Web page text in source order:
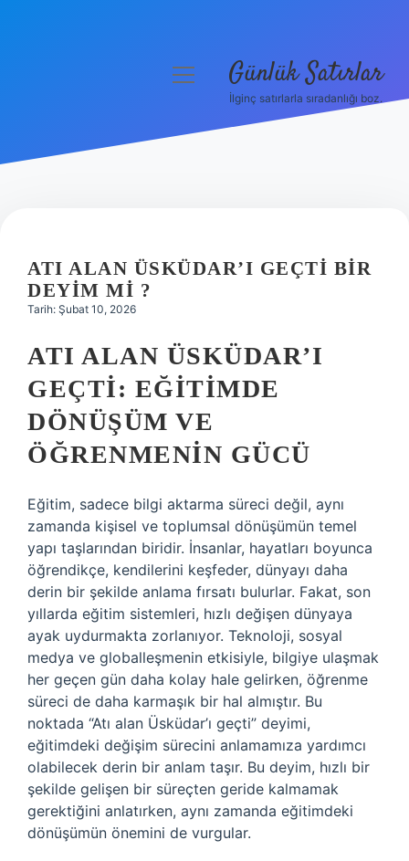
Hakkımızda
menüyü Günlük Satırlar
İlginç satırlarla sıradanlığı boz.
ATI ALAN ÜSKÜDAR’I GEÇTI BIR
DEYIM MI ?
Tarih: Şubat 10, 2026
ATI ALAN ÜSKÜDAR’I
GEÇTI: EĞITIMDE
DÖNÜŞÜM VE
ÖĞRENMENIN GÜCÜ
Eğitim, sadece bilgi aktarma süreci değil, aynı
zamanda kişisel ve toplumsal dönüşümün temel
yapı taşlarından biridir. İnsanlar, hayatları boyunca
öğrendikçe, kendilerini keşfeder, dünyayı daha
derin bir şekilde anlama fırsatı bulurlar. Fakat, son
yıllarda eğitim sistemleri, hızlı değişen dünyaya
ayak uydurmakta zorlanıyor. Teknoloji, sosyal
medya ve globalleşmenin etkisiyle, bilgiye ulaşmak
her geçen gün daha kolay hale gelirken, öğrenme
süreci de daha karmaşık bir hal almıştır. Bu
noktada “Atı alan Üsküdar’ı geçti” deyimi,
eğitimdeki değişim sürecini anlamamıza yardımcı
olabilecek derin bir anlam taşır. Bu deyim, hızlı bir
şekilde gelişen bir süreçten geride kalmamak
gerektiğini anlatırken, aynı zamanda eğitimdeki
dönüşümün önemini de vurgular.